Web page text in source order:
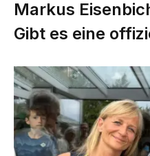
Markus
Gibt es eine